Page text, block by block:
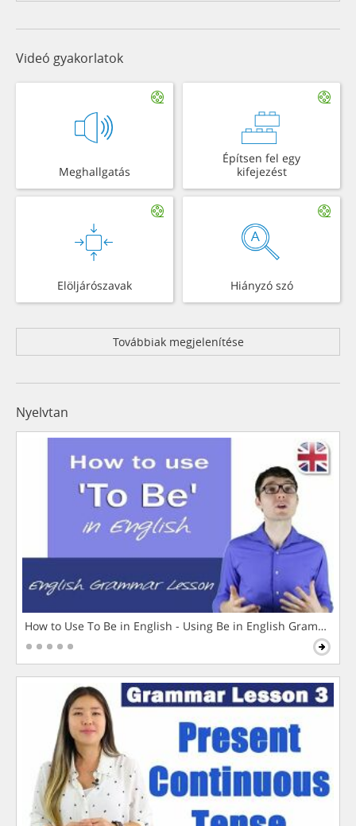
Videó gyakorlatok
Meghallgatás
Építsen fel egy
kifejezést
Elöljárószavak Hiányzó szó
Továbbiak megjelenítése
Nyelvtan
How to Use To Be in English - Using Be in English Grammar